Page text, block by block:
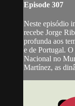
Episode 307
Neste episódio
recebe Jorge
profunda aos
e de Portugal. O
Nacional no
Martínez, as